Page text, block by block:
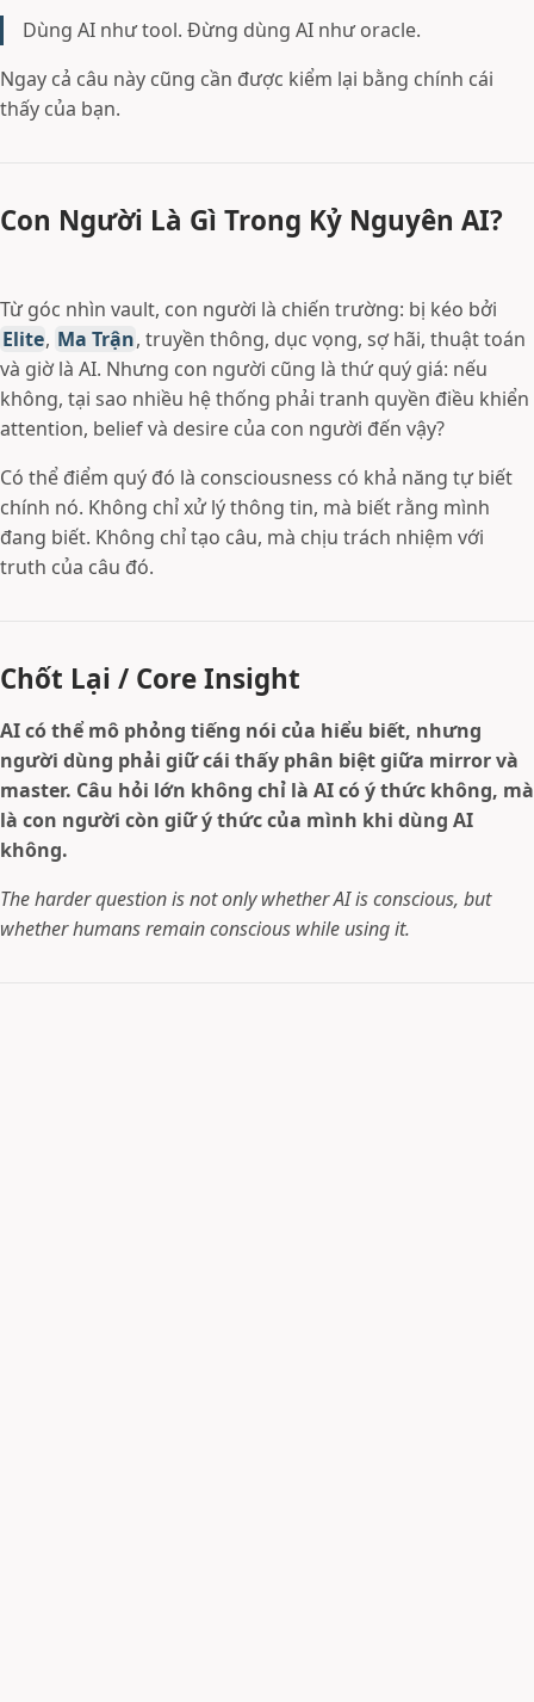
Dùng AI như tool. Đừng dùng AI như oracle.
Ngay cả câu này cũng cần được kiểm lại bằng chính cái
thấy của bạn.
Con Người Là Gì Trong Kỷ Nguyên AI?
Từ góc nhìn vault, con người là chiến trường: bị kéo bởi
Elite, Ma Trận, truyền thông, dục vọng, sợ hãi, thuật toán
và giờ là AI. Nhưng con người cũng là thứ quý giá: nếu
không, tại sao nhiều hệ thống phải tranh quyền điều khiển
attention, belief và desire của con người đến vậy?
Có thể điểm quý đó là consciousness có khả năng tự biết
chính nó. Không chỉ xử lý thông tin, mà biết rằng mình
đang biết. Không chỉ tạo câu, mà chịu trách nhiệm với
truth của câu đó.
Chốt Lại / Core Insight
AI có thể mô phỏng tiếng nói của hiểu biết, nhưng
người dùng phải giữ cái thấy phân biệt giữa mirror và
master. Câu hỏi lớn không chỉ là AI có ý thức không, mà
là con người còn giữ ý thức của mình khi dùng AI
không.
The harder question is not only whether AI is conscious, but
whether humans remain conscious while using it.